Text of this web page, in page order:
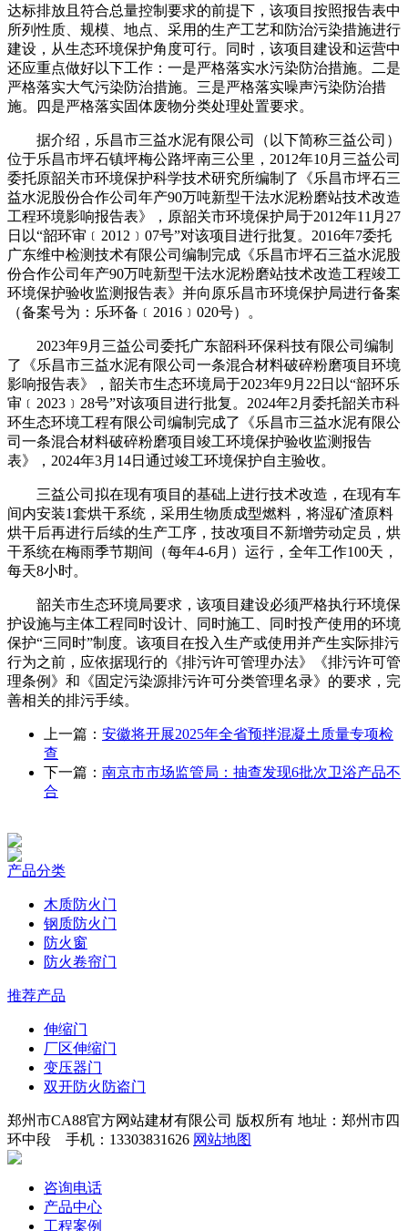
达标排放且符合总量控制要求的前提下，该项目按照报告表中
所列性质、规模、地点、采用的生产工艺和防治污染措施进行
建设，从生态环境保护角度可行。同时，该项目建设和运营中
还应重点做好以下工作：一是严格落实水污染防治措施。二是
严格落实大气污染防治措施。三是严格落实噪声污染防治措
施。四是严格落实固体废物分类处理处置要求。
据介绍，乐昌市三益水泥有限公司（以下简称三益公司）
位于乐昌市坪石镇坪梅公路坪南三公里，2012年10月三益公司
委托原韶关市环境保护科学技术研究所编制了《乐昌市坪石三
益水泥股份合作公司年产90万吨新型干法水泥粉磨站技术改造
工程环境影响报告表》，原韶关市环境保护局于2012年11月27
日以“韶环审﹝2012﹞07号”对该项目进行批复。2016年7委托
广东维中检测技术有限公司编制完成《乐昌市坪石三益水泥股
份合作公司年产90万吨新型干法水泥粉磨站技术改造工程竣工
环境保护验收监测报告表》并向原乐昌市环境保护局进行备案
（备案号为：乐环备﹝2016﹞020号）。
2023年9月三益公司委托广东韶科环保科技有限公司编制
了《乐昌市三益水泥有限公司一条混合材料破碎粉磨项目环境
影响报告表》，韶关市生态环境局于2023年9月22日以“韶环乐
审﹝2023﹞28号”对该项目进行批复。2024年2月委托韶关市科
环生态环境工程有限公司编制完成了《乐昌市三益水泥有限公
司一条混合材料破碎粉磨项目竣工环境保护验收监测报告
表》，2024年3月14日通过竣工环境保护自主验收。
三益公司拟在现有项目的基础上进行技术改造，在现有车
间内安装1套烘干系统，采用生物质成型燃料，将湿矿渣原料
烘干后再进行后续的生产工序，技改项目不新增劳动定员，烘
干系统在梅雨季节期间（每年4-6月）运行，全年工作100天，
每天8小时。
韶关市生态环境局要求，该项目建设必须严格执行环境保
护设施与主体工程同时设计、同时施工、同时投产使用的环境
保护“三同时”制度。该项目在投入生产或使用并产生实际排污
行为之前，应依据现行的《排污许可管理办法》《排污许可管
理条例》和《固定污染源排污许可分类管理名录》的要求，完
善相关的排污手续。
上一篇： 安徽将开展2025年全省预拌混凝土质量专项检
查
下一篇： 南京市市场监管局：抽查发现6批次卫浴产品不
合
产品分类
木质防火门
钢质防火门
防火窗
防火卷帘门
推荐产品
伸缩门
厂区伸缩门
变压器门
双开防火防盗门
郑州市CA88官方网站建材有限公司 版权所有 地址：郑州市四
环中段 手机：13303831626 网站地图
咨询电话
产品中心
工程案例